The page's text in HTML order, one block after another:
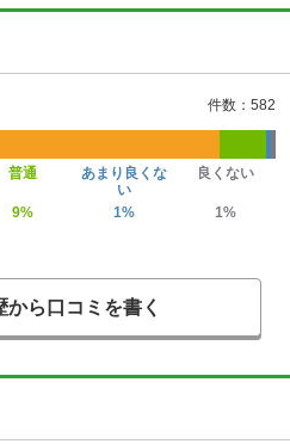
件数：582
普通
あまり良くな
い
良くない
9% 1% 1%
から口コミを書く